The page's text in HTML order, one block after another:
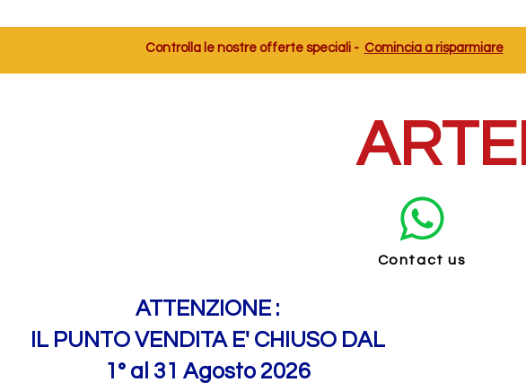
Controlla le nostre offerte speciali - Comincia a risparmiare
Contact us
ATTENZIONE :
IL PUNTO VENDITA E' CHIUSO DAL
1° al 31 Agosto 2026